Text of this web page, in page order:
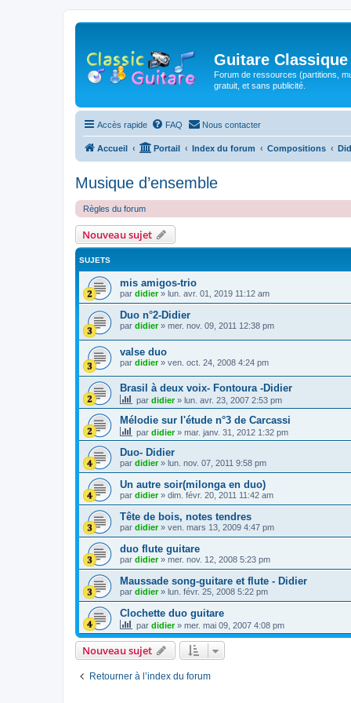
Guitare Classique
Forum de ressources (partitions,
gratuit, et sans publicité.
Accès rapide FAQ Nous contacter
Accueil Portail Index du forum Compositions
Musique d’ensemble
Règles du forum
Nouveau sujet
SUJETS
mis amigos-trio
par didier» lun. avr. 01, 2019 11:12 am
Duo n°2-Didier
par didier» mer. nov. 09, 2011 12:38 pm
valse duo
par didier» ven. oct. 24, 2008 4:24 pm
Brasil à deux voix- Fontoura -Didier
par didier» lun. avr. 23, 2007 2:53 pm
Mélodie sur l'étude n°3 de Carcassi
par didier» mar. janv. 31, 2012 1:32 pm
Duo- Didier
par didier» lun. nov. 07, 2011 9:58 pm
Un autre soir(milonga en duo)
par didier» dim. févr. 20, 2011 11:42 am
Tête de bois, notes tendres
par didier» ven. mars 13, 2009 4:47 pm
duo flute guitare
par didier» mer. nov. 12, 2008 5:23 pm
Maussade song-guitare et flute - Didier
par didier» lun. févr. 25, 2008 5:22 pm
Clochette duo guitare
par didier» mer. mai 09, 2007 4:08 pm
Nouveau sujet
Retourner à l’index du forum